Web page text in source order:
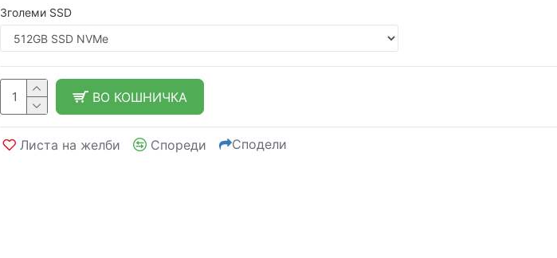
Зголеми SSD
ВО КОШНИЧКА
Листа на желби Спореди Сподели